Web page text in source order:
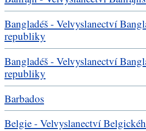
Bangladéš - Velvyslanectví
republiky
Bangladéš - Velvyslanectví
republiky
Barbados
Belgie - Velvyslanectví